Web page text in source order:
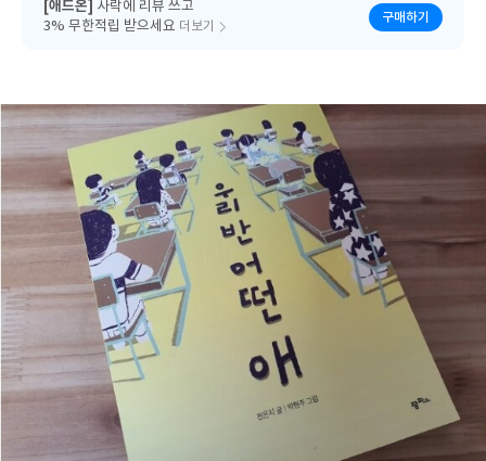
[애드온] 사락에 리뷰 쓰고
3% 무한적립 받으세요 더보기
구매하기